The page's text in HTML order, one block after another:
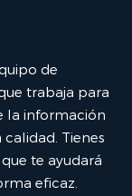
de
trabaja para
la información
Tienes
te ayudará
eficaz.